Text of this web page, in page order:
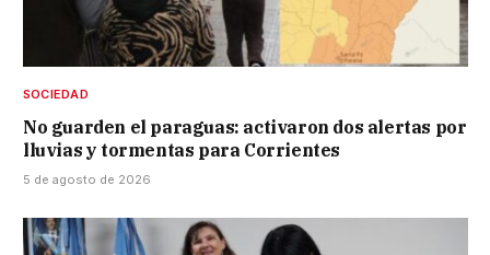
SOCIEDAD
No guarden el paraguas: activaron dos alertas por
lluvias y tormentas para Corrientes
5 de agosto de 2026